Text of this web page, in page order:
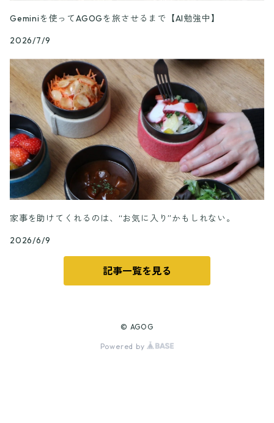
Geminiを使ってAGOGを旅させるまで【AI勉強中】
2026/7/9
家事を助けてくれるのは、“お気に入り”かもしれない。
2026/6/9
記事一覧を見る
© AGOG
Powered by